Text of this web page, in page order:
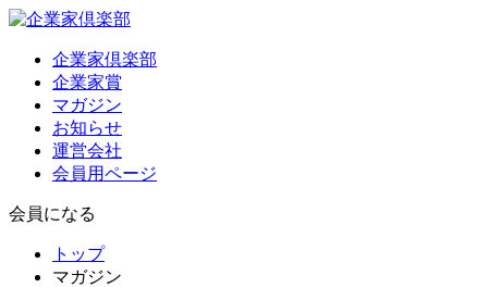
企業家倶楽部
企業家賞
マガジン
お知らせ
運営会社
会員用ページ
会員になる
トップ
マガジン